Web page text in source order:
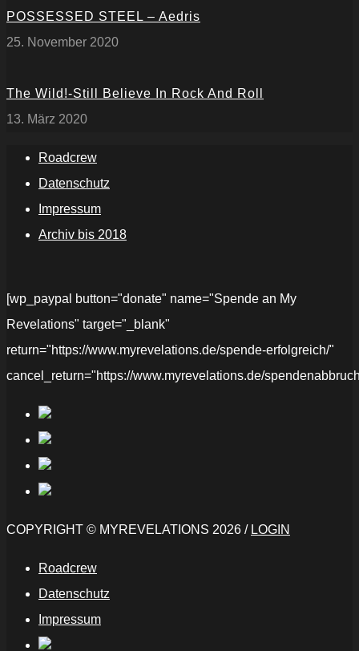
POSSESSED STEEL – Aedris
25. November 2020
The Wild!-Still Believe In Rock And Roll
13. März 2020
Roadcrew
Datenschutz
Impressum
Archiv bis 2018
[wp_paypal button="donate" name="Spende an My
Revelations" target="_blank"
return="https://www.myrevelations.de/spende-erfolgreich/"
cancel_return="https://www.myrevelations.de/
COPYRIGHT © MYREVELATIONS 2026 / LOGIN
Roadcrew
Datenschutz
Impressum